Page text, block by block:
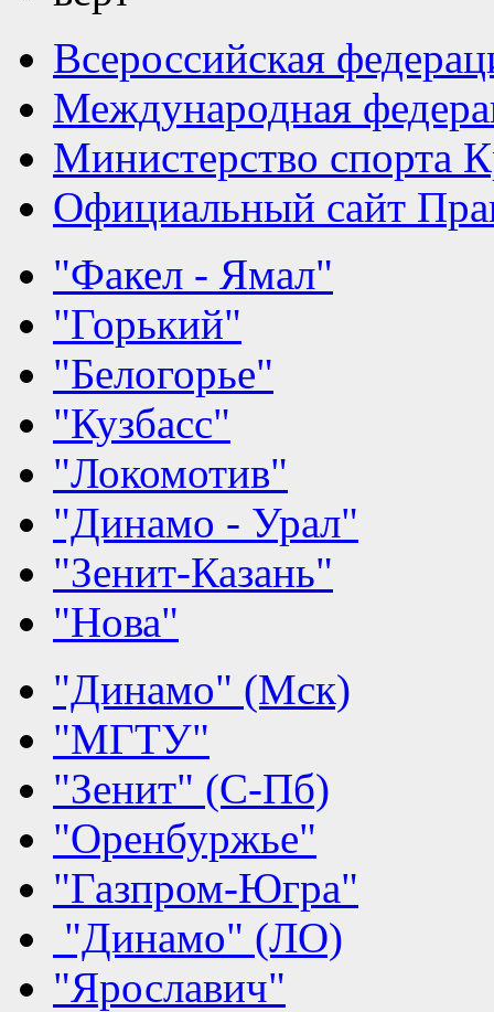
Всероссийская
Международная
Министерство спорта
Официальный сайт
"Факел - Ямал"
"Горький"
"Белогорье"
"Кузбасс"
"Локомотив"
"Динамо - Урал"
"Зенит-Казань"
"Нова"
"Динамо" (Мск)
"МГТУ"
"Зенит" (С-Пб)
"Оренбуржье"
"Газпром-Югра"
"Динамо" (ЛО)
"Ярославич"